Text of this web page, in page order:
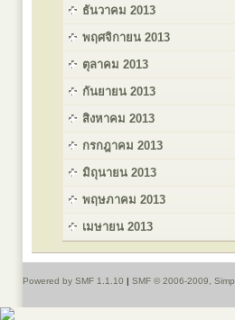
ธันวาคม 2013
พฤศจิกายน 2013
ตุลาคม 2013
กันยายน 2013
สิงหาคม 2013
กรกฎาคม 2013
มิถุนายน 2013
พฤษภาคม 2013
เมษายน 2013
Powered by SMF 1.1.10 | SMF © 2006-2009,